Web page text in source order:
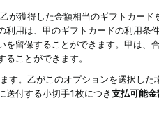
が獲得した金額相当のギフトカード
用は、甲のギフトカードの利用条
を留保することができます。甲は、
ことができます。
す。乙がこのオプションを選択した
送付する小切手1枚につき支払可能金